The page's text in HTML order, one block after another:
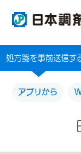
処方箋を事前送信す
アプリから